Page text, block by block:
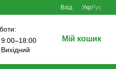
Вхід УкрРус
9:00–18:00
Вихідний
Мій кошик